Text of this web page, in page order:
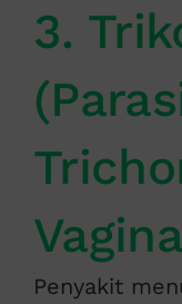
3.
Penyakit